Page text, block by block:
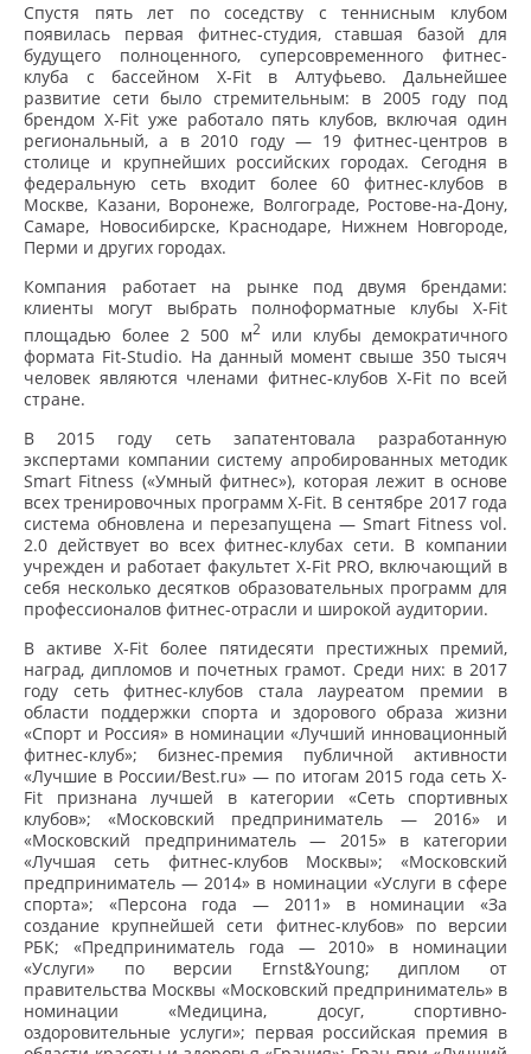
Спустя пять лет по соседству с теннисным клубом
появилась первая фитнес-студия, ставшая базой для
будущего полноценного, суперсовременного фитнес-
клуба с бассейном X-Fit в Алтуфьево. Дальнейшее
развитие сети было стремительным: в 2005 году под
брендом X-Fit уже работало пять клубов, включая один
региональный, а в 2010 году — 19 фитнес-центров в
столице и крупнейших российских городах. Сегодня в
федеральную сеть входит более 60 фитнес-клубов в
Москве, Казани, Воронеже, Волгограде, Ростове-на-Дону,
Самаре, Новосибирске, Краснодаре, Нижнем Новгороде,
Перми и других городах.
Компания работает на рынке под двумя брендами:
клиенты могут выбрать полноформатные клубы X-Fit
площадью более 2 500 м2или клубы демократичного
формата Fit-Studio. На данный момент свыше 350 тысяч
человек являются членами фитнес-клубов X-Fit по всей
стране.
В 2015 году сеть запатентовала разработанную
экспертами компании систему апробированных методик
Smart Fitness («Умный фитнес»), которая лежит в основе
всех тренировочных программ X-Fit. В сентябре 2017 года
система обновлена и перезапущена — Smart Fitness vol.
2.0 действует во всех фитнес-клубах сети. В компании
учрежден и работает факультет X-Fit PRO, включающий в
себя несколько десятков образовательных программ для
профессионалов фитнес-отрасли и широкой аудитории.
В активе X-Fit более пятидесяти престижных премий,
наград, дипломов и почетных грамот. Среди них: в 2017
году сеть фитнес-клубов стала лауреатом премии в
области поддержки спорта и здорового образа жизни
«Спорт и Россия» в номинации «Лучший инновационный
фитнес-клуб»; бизнес-премия публичной активности
«Лучшие в России/Best.ru» — по итогам 2015 года сеть X-
Fit признана лучшей в категории «Сеть спортивных
клубов»; «Московский предприниматель — 2016» и
«Московский предприниматель — 2015» в категории
«Лучшая сеть фитнес-клубов Москвы»; «Московский
предприниматель — 2014» в номинации «Услуги в сфере
спорта»; «Персона года — 2011» в номинации «За
создание крупнейшей сети фитнес-клубов» по версии
РБК; «Предприниматель года — 2010» в номинации
«Услуги» по версии Ernst&Young; диплом от
правительства Москвы «Московский предприниматель» в
номинации «Медицина, досуг, спортивно-
оздоровительные услуги»; первая российская премия в